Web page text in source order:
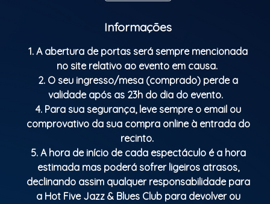
Informações
1. A abertura de portas será sempre mencionada
no site relativo ao evento em causa.
2. O seu ingresso/mesa (comprado) perde a
validade após as 23h do dia do evento.
4. Para sua segurança, leve sempre o email ou
comprovativo da sua compra online à entrada do
recinto.
5. A hora de início de cada espectáculo é a hora
estimada mas poderá sofrer ligeiros atrasos,
declinando assim qualquer responsabilidade para
a Hot Five Jazz & Blues Club para devolver ou